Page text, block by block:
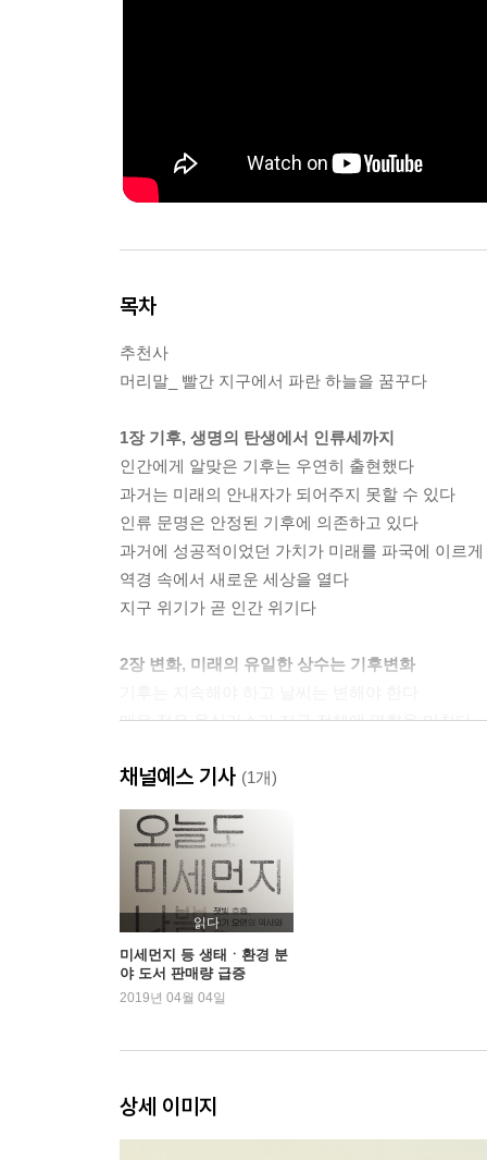
목차
추천사
머리말_ 빨간 지구에서 파란 하늘을 꿈꾸다
1장 기후, 생명의 탄생에서 인류세까지
인간에게 알맞은 기후는 우연히 출현했다
과거는 미래의 안내자가 되어주지 못할 수 있다
인류 문명은 안정된 기후에 의존하고 있다
과거에 성공적이었던 가치가 미래를 파국에 이르
역경 속에서 새로운 세상을 열다
지구 위기가 곧 인간 위기다
2장 변화, 미래의 유일한 상수는 기후변화
매우 적은 온실가스가 지구 전체에 영향을 미친다
이제 극한 날씨가 정상이다
온실가스로 열 받은 바다가 강한 태풍을 일으킨다
내 나라 하늘은 곱기가 지랄이다
북극에서 일어나는 일은 북극에만 머무르지 않는다
미래는 ‘주어지는 것’ 아니라 ‘이루어가는 것’이다
3장 위기, 파국은 한순간에 찾아온다
보호난간이 있어야 절벽에서도 달릴 수 있다
지구는 스스로 뜨거워질 수 있다
빙하가 작아지면 삶의 터전도 줄어든다
채널예스 기사 (1개)
읽다
미세먼지 등 생태ㆍ환경 분
야 도서 판매량 급증
2019년 04월 04일
상세 이미지